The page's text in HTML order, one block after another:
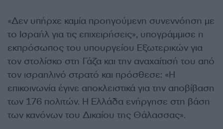
«Δεν υπήρχε καμία προηγούμενη συνεννόηση με
το Ισραήλ για τις επιχειρήσεις», υπογράμμισε η
εκπρόσωπος του υπουργείου Εξωτερικών για
τον στολίσκο στη Γάζα και την αναχαίτισή του από
τον ισραηλινό στρατό και πρόσθεσε: «Η
επικοινωνία έγινε αποκλειστικά για την αποβίβαση
των 176 πολιτών. Η Ελλάδα ενήργησε στη βάση
των κανόνων του Δικαίου της Θάλασσας».